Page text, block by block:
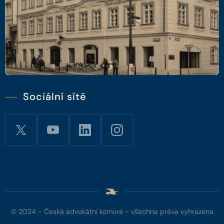
Sociální sítě
© 2024 - Česká advokátní komora - všechna práva vyhrazena